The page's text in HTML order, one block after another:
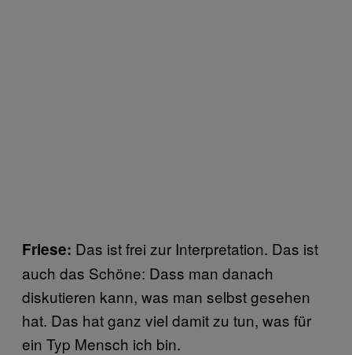
Friese: Das ist frei zur Interpretation. Das ist
auch das Schöne: Dass man danach
diskutieren kann, was man selbst gesehen
hat. Das hat ganz viel damit zu tun, was für
ein Typ Mensch ich bin.